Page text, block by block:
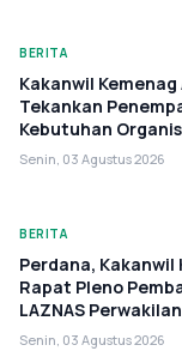
BERITA
Kakanwil Kemenag
Tekankan
Kebutuhan
Senin, 03 Agustus 2026
BERITA
Perdana, Kakanwil
Rapat Pleno
LAZNAS
Senin, 03 Agustus 2026